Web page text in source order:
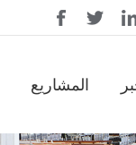
المشاريع